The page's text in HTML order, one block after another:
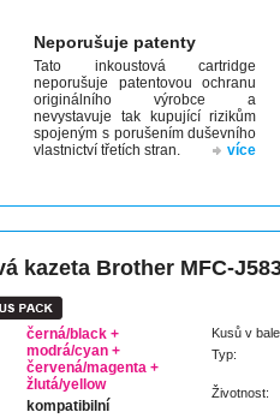
Neporušuje patenty
Tato inkoustová cartridge
neporušuje patentovou ochranu
originálního výrobce a
nevystavuje tak kupující rizikům
spojeným s porušením duševního
vlastnictví třetích stran.
více
kazeta Brother MFC-
černá/black +
modrá/cyan +
červená/magenta +
žlutá/yellow
kompatibilní
Kusů v
Typ:
Životnost: